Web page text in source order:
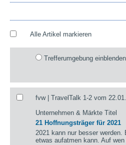
Alle Artikel markieren
Trefferumgebung einblenden
fvw | TravelTalk 1-2 vom
Unternehmen & Märkte Titel
21 Hoffnungsträger für 2021
2021 kann nur besser
etwas aufatmen kann. Auf